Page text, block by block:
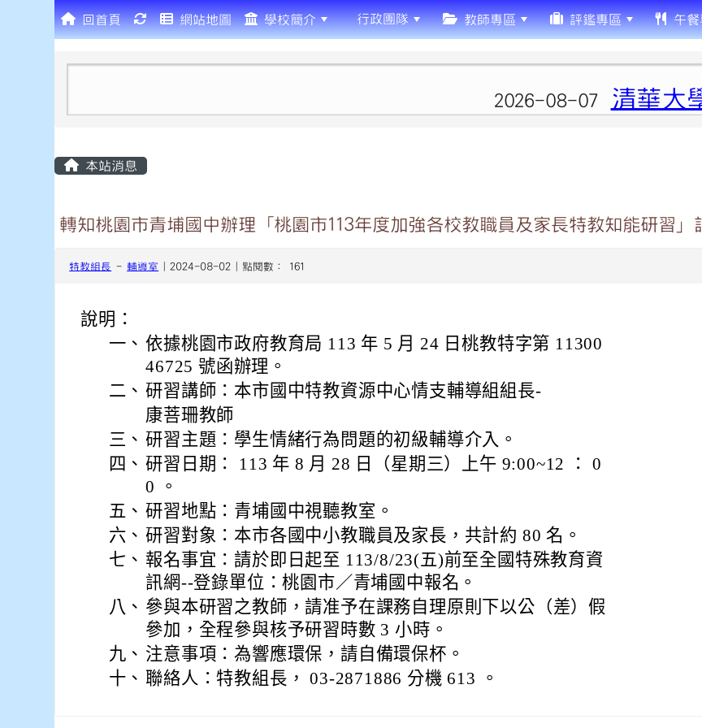
回首頁 網站地圖 學校簡介 行政團隊 教師專區 評鑑專區 午餐
2026-08-07 清華大學
本站消息
轉知桃園市青埔國中辦理「桃園市113年度加強各校教職員及家長特教知能研習」
特教組長 - 輔導室 | 2024-08-02 | 點閱數： 161
說明：
一、 依據桃園市政府教育局 113 年 5 月 24 日桃教特字第 11300
46725 號函辦理。
二、 研習講師：本市國中特教資源中心情支輔導組組長-
康菩珊教師
三、 研習主題：學生情緒行為問題的初級輔導介入。
四、 研習日期： 113 年 8 月 28 日（星期三）上午 9:00~12 ： 0
0 。
五、 研習地點：青埔國中視聽教室。
六、 研習對象：本市各國中小教職員及家長，共計約 80 名。
七、 報名事宜：請於即日起至 113/8/23(五)前至全國特殊教育資
訊網--登錄單位：桃園市／青埔國中報名。
八、 參與本研習之教師，請准予在課務自理原則下以公（差）假
參加，全程參與核予研習時數 3 小時。
九、 注意事項：為響應環保，請自備環保杯。
十、 聯絡人：特教組長， 03-2871886 分機 613 。